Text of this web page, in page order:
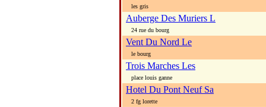
les gris
Auberge Des Muriers L
24 rue du bourg
Vent Du Nord Le
le bourg
Trois Marches Les
place louis ganne
Hotel Du Pont Neuf Sa
2 fg lorette